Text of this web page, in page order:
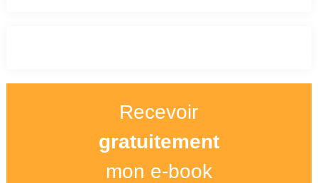
Recevoir
gratuitement
mon e-book